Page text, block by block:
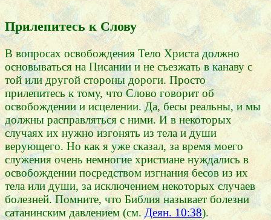
Прилепитесь к Слову
В вопросах освобождения Тело Христа должно
основываться на Писании и не съезжать в канаву с
той или другой стороны дороги. Просто
прилепитесь к тому, что Слово говорит об
освобождении и исцелении. Да, бесы реальны, и мы
должны расправляться с ними. И в некоторых
случаях их нужно изгонять из тела и души
верующего. Но как я уже сказал, за время моего
служения очень немногие христиане нуждались в
освобождении посредством изгнания бесов из их
тела или души, за исключением некоторых случаев
болезней. Помните, что Библия называет болезни
сатанинским давлением (см.Деян. 10:38).